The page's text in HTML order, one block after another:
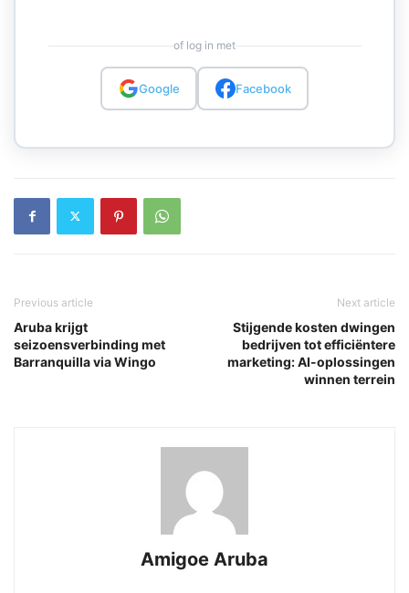
of log in met
Google Facebook
Previous article
Aruba krijgt
seizoensverbinding met
Barranquilla via Wingo
Next article
Stijgende kosten dwingen
bedrijven tot efficiëntere
marketing: AI-oplossingen
winnen terrein
Amigoe Aruba